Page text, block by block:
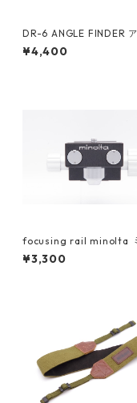
DR-6 ANGLE FINDER
ルファインダー Nikon ニ
¥4,400
focusing rail minolta
タ
¥3,300